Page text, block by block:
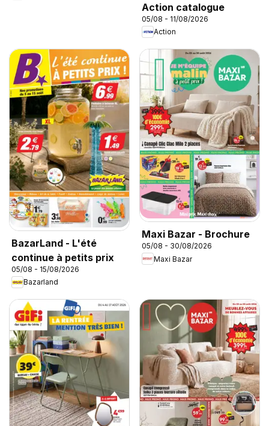
Action catalogue
05/08 - 11/08/2026
Action
BazarLand - L'été
continue à petits prix
05/08 - 15/08/2026
Bazarland
Maxi Bazar - Brochure
05/08 - 30/08/2026
Maxi Bazar